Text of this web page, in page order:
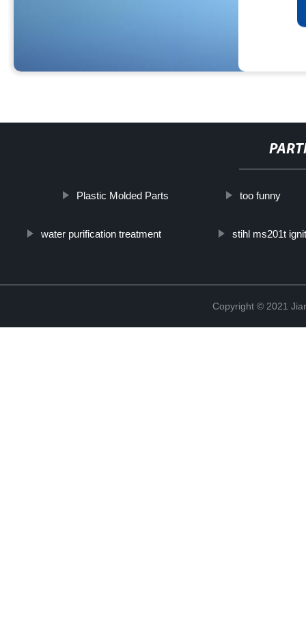
Plastic Molded Parts too funny
water purification treatment stihl ms201t
Copyright © 2021